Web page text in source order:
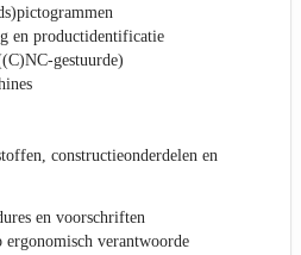
en productidentificatie
gestuurde)
constructieonderdelen en
en voorschriften
verantwoorde